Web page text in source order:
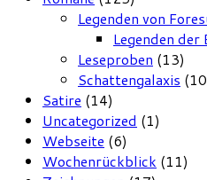
Legenden von
Legenden der
Leseproben (13)
Schattengalaxis
Satire (14)
Uncategorized (1)
Webseite (6)
Wochenrückblick (11)